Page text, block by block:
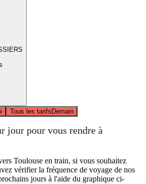
Tous les tarifsDemain
jour pour vous rendre à
Toulouse en train, si vous souhaitez
vérifier la fréquence de voyage de nos
jours à l'aide du graphique ci-